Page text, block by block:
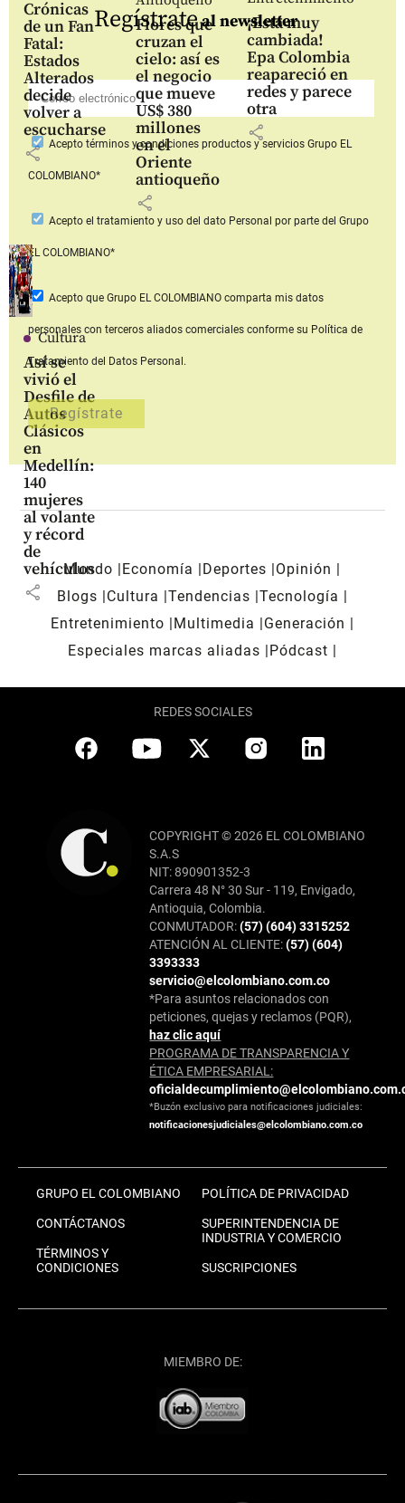
Crónicas
de un Fan
Fatal:
Estados
Alterados
decide
volver a
escucharse
share
Flores que
cruzan el
cielo: así es
el negocio
que mueve
US$ 380
millones
en el
Oriente
antioqueño
share
¡Está muy
cambiada!
Epa Colombia
reapareció en
redes y parece
otra
share
Cultura
Así se
vivió el
Desfile de
Autos
Clásicos
en
Medellín:
140
mujeres
al volante
y récord
de
vehículos
share
Regístrateal newsletter
Aceptotérminos y condiciones productos y serviciosGrupo EL
COLOMBIANO*
Acepto el tratamiento y uso del dato Personal por parte del Grupo
EL COLOMBIANO*
Acepto que Grupo EL COLOMBIANOcomparta mis datos
personales con terceros aliados comerciales conforme su Política de
Tratamiento del Datos Personal.
Mundo Economía Deportes
Opinión
Blogs
Cultura Tendencias Tecnología
Entretenimiento
Multimedia
Generación
Especiales marcas aliadas
Pódcast
REDES SOCIALES
COPYRIGHT © 2026 EL COLOMBIANO
S.A.S
NIT: 890901352-3
Carrera 48 N° 30 Sur - 119, Envigado,
Antioquia, Colombia.
CONMUTADOR:(57) (604) 3315252
ATENCIÓN AL CLIENTE:(57) (604)
3393333
servicio@elcolombiano.com.co
*Para asuntos relacionados con
peticiones, quejas y reclamos (PQR),
haz clic aquí
PROGRAMA DE TRANSPARENCIA Y
ÉTICA EMPRESARIAL:
*Buzón exclusivo para notificaciones judiciales:
notificacionesjudiciales@elcolombiano.com.co
GRUPO EL COLOMBIANO
CONTÁCTANOS
TÉRMINOS Y
CONDICIONES
POLÍTICA DE PRIVACIDAD
SUPERINTENDENCIA DE
INDUSTRIA Y COMERCIO
SUSCRIPCIONES
MIEMBRO DE: